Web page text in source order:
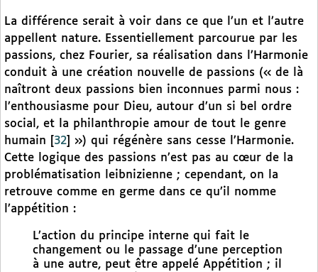
La différence serait à voir dans ce que l’un et l’autre
appellent nature. Essentiellement parcourue par les
passions, chez Fourier, sa réalisation dans l’Harmonie
conduit à une création nouvelle de passions (« de là
naîtront deux passions bien inconnues parmi nous :
l’enthousiasme pour Dieu, autour d’un si bel ordre
social, et la philanthropie amour de tout le genre
humain
32
») qui régénère sans cesse l’Harmonie.
Cette logique des passions n’est pas au cœur de la
problématisation leibnizienne ; cependant, on la
retrouve comme en germe dans ce qu’il nomme
l’appétition :
L’action du principe interne qui fait le
changement ou le passage d’une perception
à une autre, peut être appelé Appétition ; il